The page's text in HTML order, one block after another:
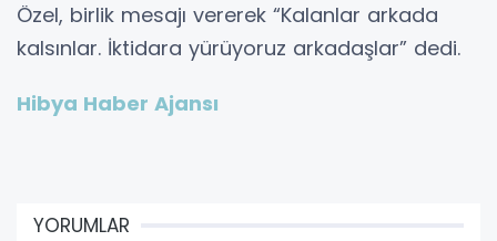
Özel, birlik mesajı vererek “Kalanlar arkada
kalsınlar. İktidara yürüyoruz arkadaşlar” dedi.
Hibya Haber Ajansı
YORUMLAR